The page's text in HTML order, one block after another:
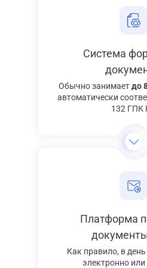
Система
Обычно занимаетдо
автоматически
132 ГПК
Платформа
Как правило, в
электронно